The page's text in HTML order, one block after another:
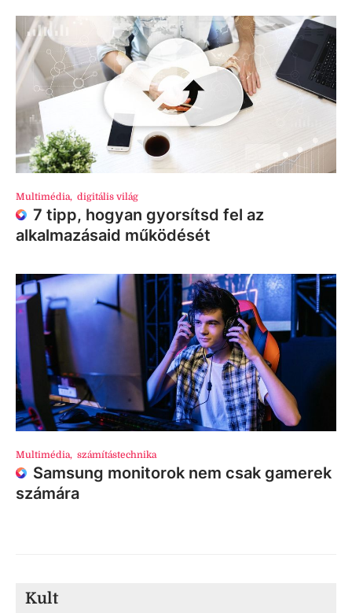
Multimédia, digitális világ
7 tipp, hogyan gyorsítsd fel az
alkalmazásaid működését
Multimédia, számítástechnika
Samsung monitorok nem csak gamerek
számára
Kult